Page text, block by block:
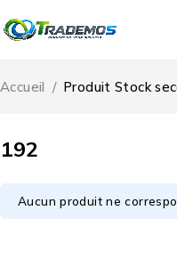
192
Accueil / Produit Stock
Aucun produit ne